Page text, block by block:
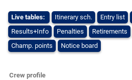
Live tables: Itinerary sch. Entry list
Results+Info
Penalties Retirements
Champ. points
Notice board
Crew profile